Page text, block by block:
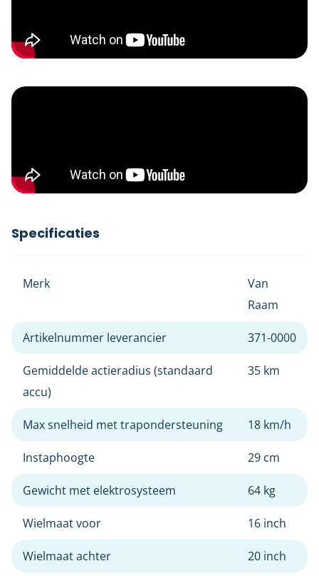
Specificaties
Merk
Van
Raam
Artikelnummer leverancier 371-0000
Gemiddelde actieradius (standaard
accu)
35 km
Max snelheid met trapondersteuning 18 km/h
Instaphoogte 29 cm
Gewicht met elektrosysteem 64 kg
Wielmaat voor 16 inch
Wielmaat achter 20 inch